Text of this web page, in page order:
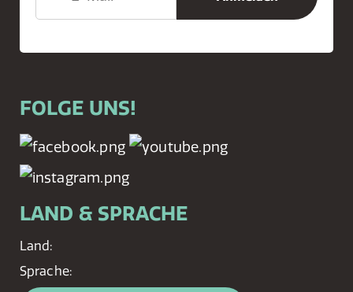
FOLGE UNS!
LAND & SPRACHE
Land:
Sprache: